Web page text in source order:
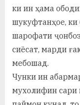
ки ин ҳама
шукуфтанҳое, ки
шарофати
сиёсат, марди
мебошад.
Чунки ин
мухолифин сари